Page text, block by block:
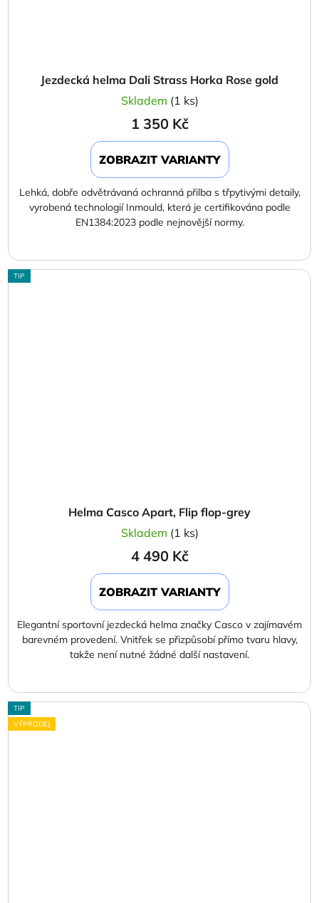
Jezdecká helma Dali Strass Horka Rose gold
Skladem (1 ks)
1 350 Kč
ZOBRAZIT VARIANTY
Lehká, dobře odvětrávaná ochranná přilba s třpytivými detaily,
vyrobená technologií Inmould, která je certifikována podle
EN1384:2023 podle nejnovější normy.
TIP
Helma Casco Apart, Flip flop-grey
Skladem (1 ks)
4 490 Kč
ZOBRAZIT VARIANTY
Elegantní sportovní jezdecká helma značky Casco v zajímavém
barevném provedení. Vnitřek se přizpůsobí přímo tvaru hlavy,
takže není nutné žádné další nastavení.
TIP
VÝPRODEJ